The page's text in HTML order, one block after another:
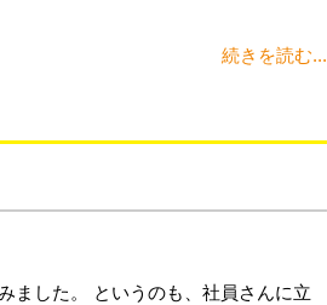
続きを読む...
ました。 というのも、社員さんに立